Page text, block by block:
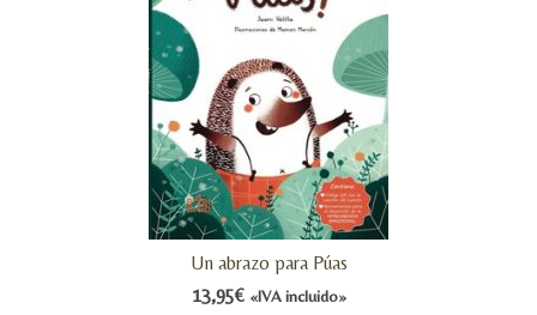
Un abrazo para Púas
13,95€ «IVA incluido»